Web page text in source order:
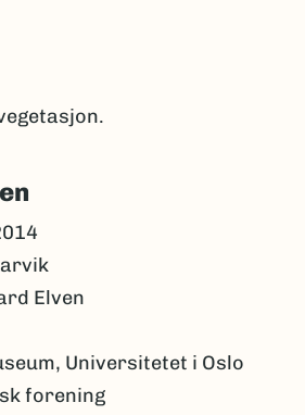
Elven
Universitetet i Oslo
forening